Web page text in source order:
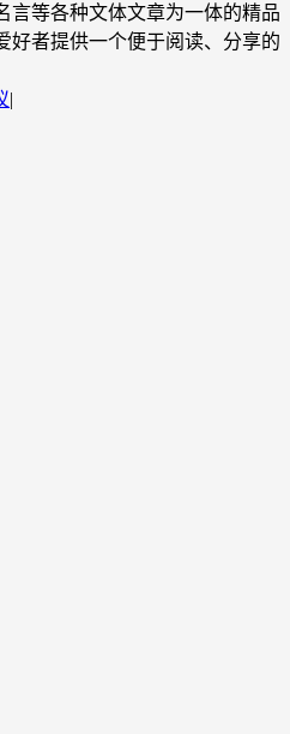
言等各种文体文章为一体的精品
好者提供一个便于阅读、分享的
|